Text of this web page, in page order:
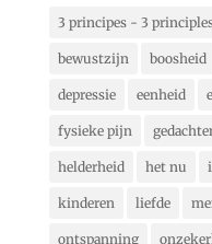
3 principes - 3
bewustzijn boosheid
depressie eenheid
fysieke pijn
helderheid het nu
kinderen liefde
ontspanning